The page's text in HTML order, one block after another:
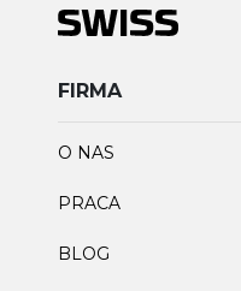
FIRMA
O NAS
PRACA
BLOG